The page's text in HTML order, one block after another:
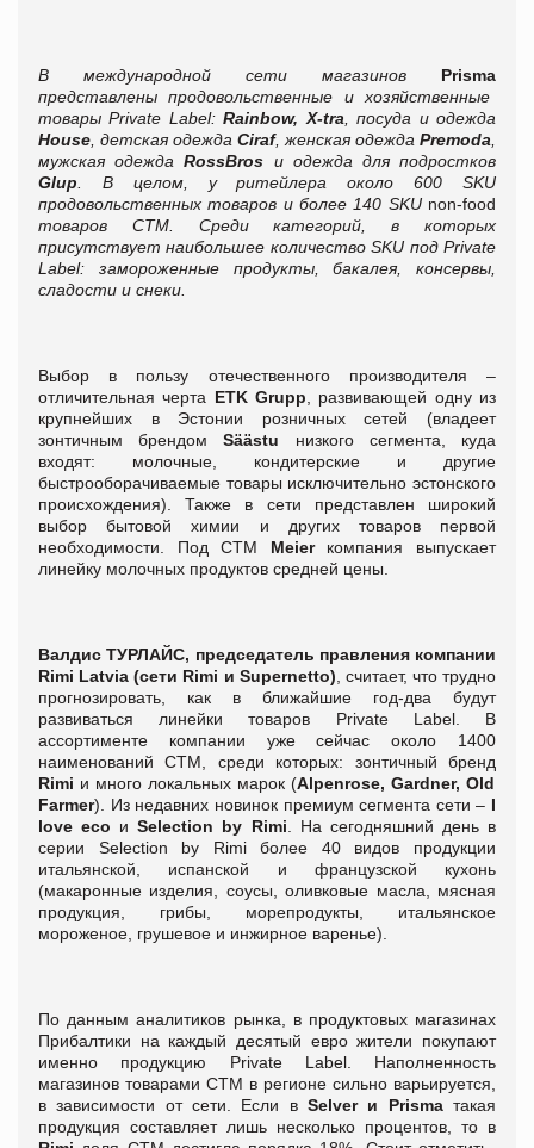
В международной сети магазинов Prisma
представлены продовольственные и хозяйственные
товарыPrivate L abel:Rainbow, X-tra , посуда и одежда
House , детская одежда Ciraf, женская одежда Premoda
мужская одеждаRossBros и одежда для подростков
Glup . В целом, у ритейлера около 600 SKU
продовольственных товаров и более 140 SKU non-food
товаров СТМ. Среди категорий, в которых
присутствует наибольшее количествоSKU подPrivate
L abel: замороженные продукты, бакалея, консервы,
сладости и снеки.
Выбор в пользу отечественного производителя –
отличительная черта ETK Grupp , развивающей одну из
крупнейших в Эстонии розничных сетей (владеет
зонтичным брендомSäästu низкого сегмента, куда
входят:
молочные, кондитерские и другие
быстрооборачиваемые товары исключительно эстонского
происхождения). Также в сети представлен широкий
выбор бытовой химии и других товаров первой
необходимости. Под СТМ Meier компания выпускает
линейку молочных продуктов средней цены.
Валдис ТУРЛАЙС, председатель правления компании
Rimi Latvia (сети Rimi и Supernetto) , считает, что трудно
прогнозировать, как в ближайшие год-два будут
развиваться линейки товаров Private Label. В
ассортименте компании уже сейчас около 1400
наименований СТМ, среди которых: зонтичный бренд
Rimi и много локальных марок (Alpenrose, Gardner, Old
Farmer). Из недавних новинок премиум сегмента сети – I
love eco иSelection by Rimi . На сегодняшний день в
серии Selection by Rimi более 40 видов продукции
итальянской, испанской и французской кухонь
(макаронные изделия, соусы, оливковые масла, мясная
продукция, грибы, морепродукты, итальянское
мороженое, грушевое и инжирное варенье).
По данным аналитиков рынка, в продуктовых магазинах
Прибалтики на каждый десятый евро жители покупают
именно продукцию Private Label. Наполненность
магазинов товарами СТМ в регионе сильно варьируется,
в зависимости от сети. Если в Selver и Prisma такая
продукция составляет лишь несколько процентов, то в